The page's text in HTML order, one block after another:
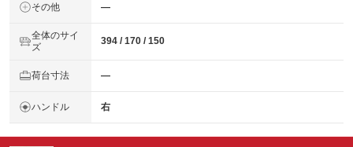
その他 ―
全体のサイ
ズ
394 / 170 / 150
荷台寸法 ―
ハンドル 右